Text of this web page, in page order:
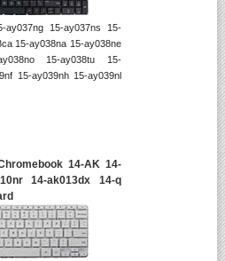
ay037ng 15-ay037ns 15-
15-ay038na 15-ay038ne
15-ay038tu 15-
15-ay039nh 15-ay039nl
14-AK 14-
14-ak013dx 14-q